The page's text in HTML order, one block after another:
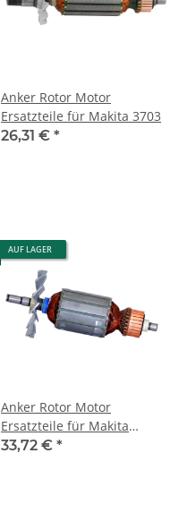
Anker Rotor Motor
Ersatzteile für Makita 3703
26,31 € *
AUF LAGER
Anker Rotor Motor
Ersatzteile für Makita
4100NB 4101R
33,72 € *